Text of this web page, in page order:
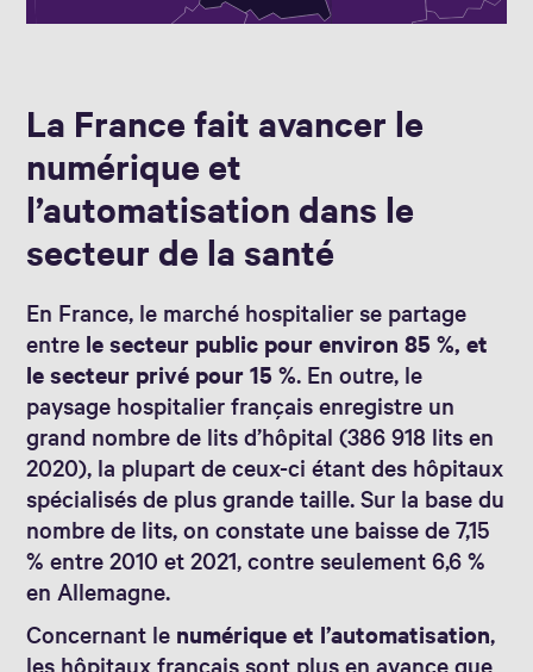
La France fait avancer le
numérique et
l’automatisation dans le
secteur de la santé
En France, le marché hospitalier se partage
entre le secteur public pour environ 85 %, et
le secteur privé pour 15 %. En outre, le
paysage hospitalier français enregistre un
grand nombre de lits d’hôpital (386 918 lits en
2020), la plupart de ceux-ci étant des hôpitaux
spécialisés de plus grande taille. Sur la base du
nombre de lits, on constate une baisse de 7,15
% entre 2010 et 2021, contre seulement 6,6 %
en Allemagne.
Concernant le numérique et l’automatisation,
les hôpitaux français sont plus en avance que